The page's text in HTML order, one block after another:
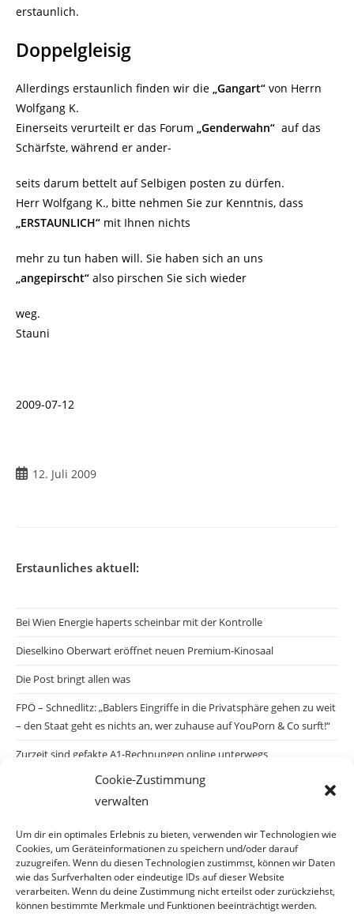
Cookie-Zustimmung
verwalten
Um dir ein optimales Erlebnis zu bieten, verwenden wir Technologien wie
Cookies, um Geräteinformationen zu speichern und/oder darauf
zuzugreifen. Wenn du diesen Technologien zustimmst, können wir Daten
wie das Surfverhalten oder eindeutige IDs auf dieser Website
verarbeiten. Wenn du deine Zustimmung nicht erteilst oder zurückziehst,
können bestimmte Merkmale und Funktionen beeinträchtigt werden.
erstaunlich.
Doppelgleisig
Allerdings erstaunlich finden wir die „Gangart“ von Herrn
Wolfgang K.
Einerseits verurteilt er das Forum „Genderwahn“ auf das
Schärfste, während er ander-
seits darum bettelt auf Selbigen posten zu dürfen.
Herr Wolfgang K., bitte nehmen Sie zur Kenntnis, dass
„ERSTAUNLICH“ mit Ihnen nichts
mehr zu tun haben will. Sie haben sich an uns
„angepirscht“ also pirschen Sie sich wieder
weg.
Stauni
2009-07-12
Beitrag12. Juli 2009
Erstaunliches aktuell:
Bei Wien Energie haperts scheinbar mit der Kontrolle
Dieselkino Oberwart eröffnet neuen Premium-Kinosaal
Die Post bringt allen was
FPÖ – Schnedlitz: „Bablers Eingriffe in die Privatsphäre gehen zu weit
– den Staat geht es nichts an, wer zuhause auf YouPorn & Co surft!“
Zurzeit sind gefakte A1-Rechnungen online unterwegs
Salzburgs Juden und ihre Sicherheit: „Erst nach einem Anschlag wäre
die Gefahr endlich konkret!“
Biologisches Wunder in Ceuta
Ein vermeintliches Abschiebemärchen
Archiv